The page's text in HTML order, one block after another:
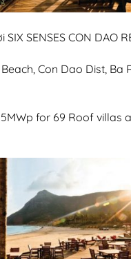
SENSES CON DAO
Con Dao Dist, Ba
for 69 Roof villas